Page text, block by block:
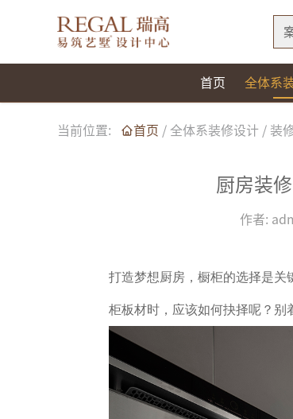
首页 全体系
当前位置: 首页 / 全体系装修设计 / 装
厨房装
作者:
打造梦想厨房，橱柜的选择是关
柜板材时，应该如何抉择呢？别